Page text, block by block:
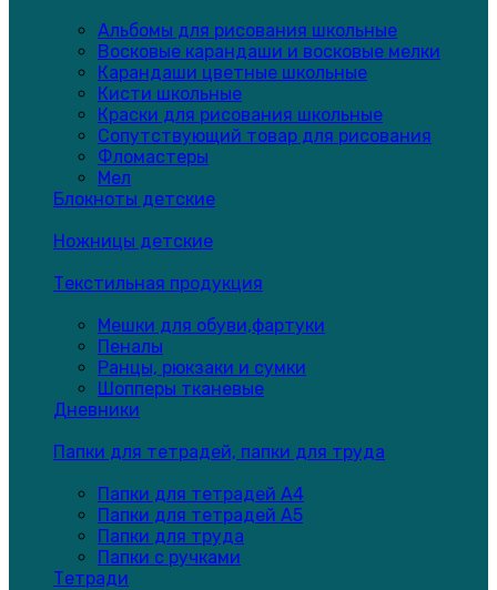
Альбомы для рисования школьные
Восковые карандаши и восковые мелки
Карандаши цветные школьные
Кисти школьные
Краски для рисования школьные
Сопутствующий товар для рисования
Фломастеры
Мел
Блокноты детские
Ножницы детские
Текстильная продукция
Мешки для обуви,фартуки
Пеналы
Ранцы, рюкзаки и сумки
Шопперы тканевые
Дневники
Папки для тетрадей, папки для труда
Папки для тетрадей А4
Папки для тетрадей А5
Папки для труда
Папки с ручками
Тетради